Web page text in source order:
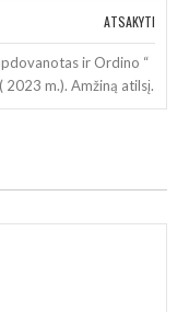
ATSAKYTI
ir Ordino “
2023 m.). Amžiną atilsį.